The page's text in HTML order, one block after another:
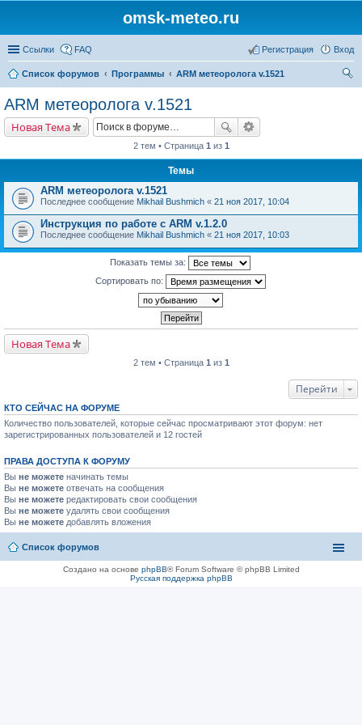
omsk-meteo.ru
Ссылки FAQ Вход
Регистрация
Список форумов Программы
ARM метеоролога v.1521
ARM метеоролога v.1521
Новая Тема
2 тем • Страница 1 из 1
Темы
ARM метеоролога v.1521
Последнее сообщение Mikhail Bushmich « 21 ноя 2017, 10:04
Инструкция по работе с ARM v.1.2.0
Последнее сообщение Mikhail Bushmich « 21 ноя 2017, 10:03
Показать темы за:
Сортировать по:
Новая Тема
2 тем • Страница 1 из 1
Перейти
КТО СЕЙЧАС НА ФОРУМЕ
Количество пользователей, которые сейчас просматривают этот форум: нет
зарегистрированных пользователей и 12 гостей
ПРАВА ДОСТУПА К ФОРУМУ
Вы не можете начинать темы
Вы не можете отвечать на сообщения
Вы не можете редактировать свои сообщения
Вы не можете удалять свои сообщения
Вы не можете добавлять вложения
Список форумов
Создано на основе phpBB® Forum Software © phpBB Limited
Русская поддержка phpBB